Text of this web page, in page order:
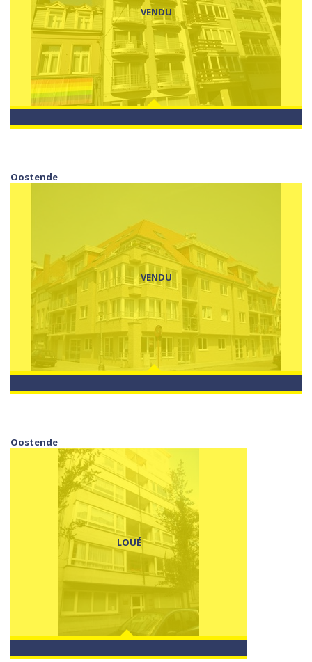
VENDU
Oostende
VENDU
Oostende
LOUÉ